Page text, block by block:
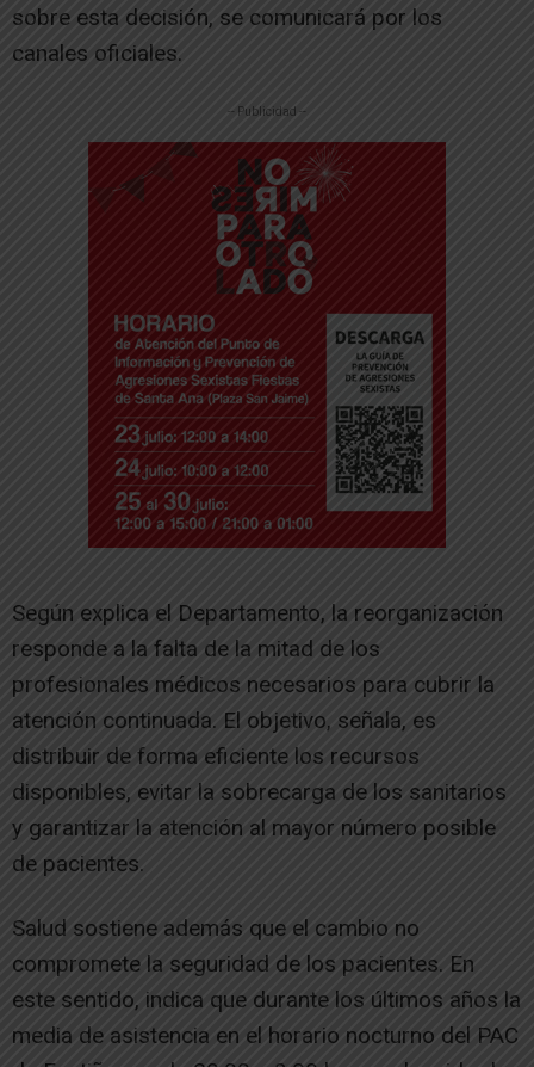
sobre esta decisión, se comunicará por los
canales oficiales.
-- Publicidad --
Según explica el Departamento, la reorganización
responde a la falta de la mitad de los
profesionales médicos necesarios para cubrir la
atención continuada. El objetivo, señala, es
distribuir de forma eficiente los recursos
disponibles, evitar la sobrecarga de los sanitarios
y garantizar la atención al mayor número posible
de pacientes.
Salud sostiene además que el cambio no
compromete la seguridad de los pacientes. En
este sentido, indica que durante los últimos años la
media de asistencia en el horario nocturno del PAC